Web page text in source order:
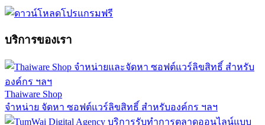
บริการของเรา
Thaiware Shop
จำหน่าย จัดหา ซอฟต์แวร์ลิขสิทธิ์ สำหรับองค์กร ฯลฯ